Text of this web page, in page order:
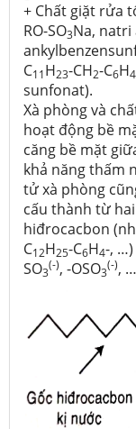
+ Chất giặt rửa
RO-SO3Na, natri
C11H23-CH2-C6H4
sunfonat).
Xà phòng và
hoạt động bề
căng bề mặt
khả năng thấm
tử xà phòng
cấu thành từ
hiđrocacbon
C12H25-C6H4-, …)
SO3
(-), -OSO3
(-),